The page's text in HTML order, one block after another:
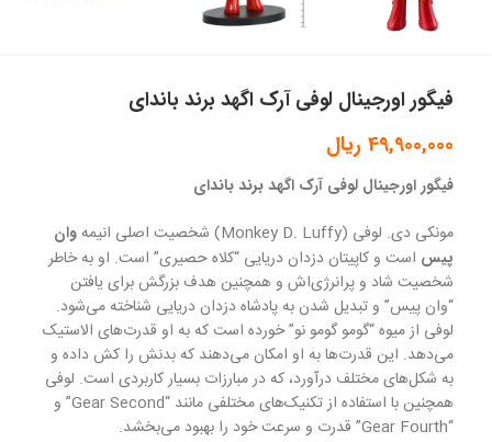
فیگور اورجینال لوفی آرک اگهد برند باندای
49,900,000 ریال
فیگور اورجینال لوفی آرک اگهد برند باندای
مونکی دی. لوفی (Monkey D. Luffy) شخصیت اصلی انیمه
وان
پیس است و کاپیتان دزدان دریایی “کلاه حصیری” است. او به خاطر
شخصیت شاد و پرانرژی‌اش و همچنین هدف بزرگش برای یافتن
“وان پیس” و تبدیل شدن به پادشاه دزدان دریایی شناخته می‌شود.
لوفی از میوه “گومو گومو نو” خورده است که به او قدرت‌های الاستیک
می‌دهد. این قدرت‌ها به او امکان می‌دهند که بدنش را کش داده و
به شکل‌های مختلف درآورد، که در مبارزات بسیار کاربردی است. لوفی
همچنین با استفاده از تکنیک‌های مختلفی مانند “Gear Second” و
“Gear Fourth” قدرت و سرعت خود را بهبود می‌بخشد.